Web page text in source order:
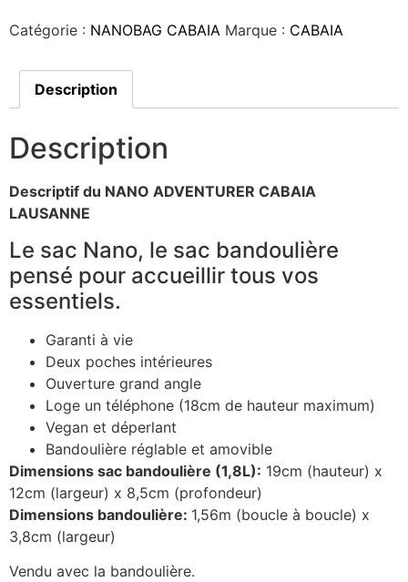
Catégorie : NANOBAG CABAIA Marque : CABAIA
Description
Description
Descriptif du NANO ADVENTURER CABAIA
LAUSANNE
Le sac Nano, le sac bandoulière
pensé pour accueillir tous vos
essentiels.
Garanti à vie
Deux poches intérieures
Ouverture grand angle
Loge un téléphone (18cm de hauteur maximum)
Vegan et déperlant
Bandoulière réglable et amovible
Dimensions sac bandoulière (1,8L): 19cm (hauteur) x
12cm (largeur) x 8,5cm (profondeur)
Dimensions bandoulière: 1,56m (boucle à boucle) x
3,8cm (largeur)
Vendu avec la bandoulière.